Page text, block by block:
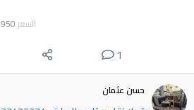
السعر 950
1
حسن عثمان